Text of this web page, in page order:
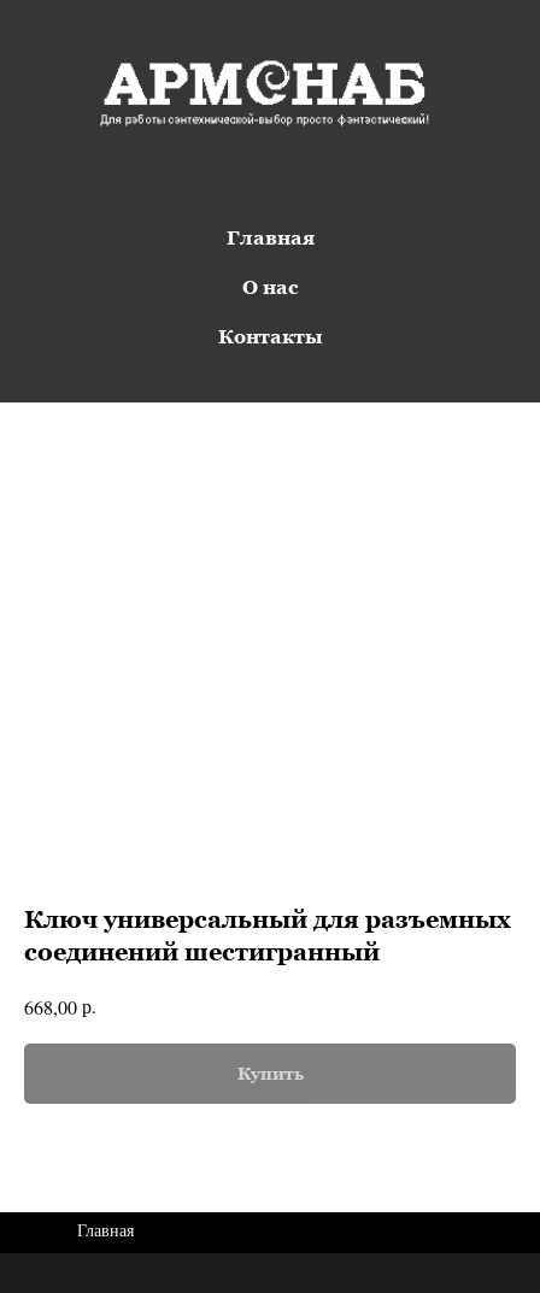
Главная
О нас
Контакты
Ключ универсальный для разъемных
соединений шестигранный
668,00р.
Купить
Главная